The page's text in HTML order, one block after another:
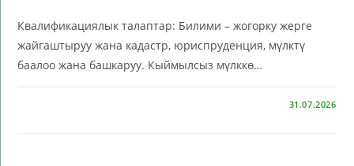
Квалификациялык талаптар: Билими – жогорку жерге
жайгаштыруу жана кадастр, юриспруденция, мүлктү
баалоо жана башкаруу. Кыймылсыз мүлккө…
31.07.2026